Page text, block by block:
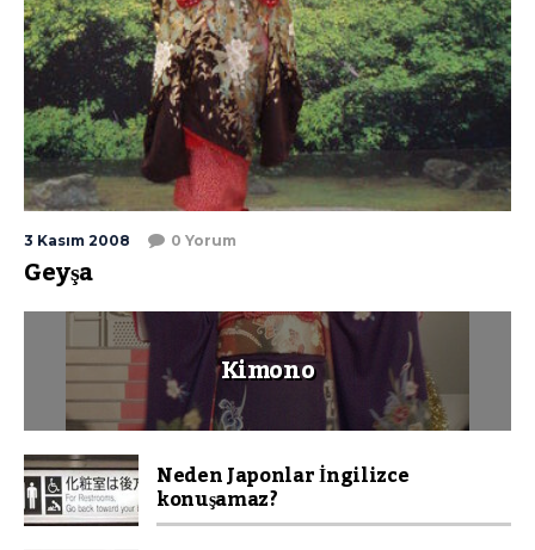
3 Kasım 2008 0 Yorum
Geyşa
Kimono
Neden Japonlar İngilizce
konuşamaz?